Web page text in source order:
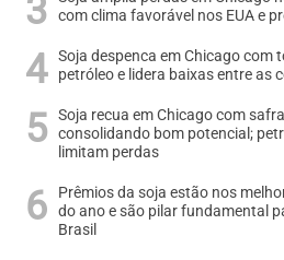
com clima favorável nos EUA e
Soja despenca em Chicago com
petróleo e lidera baixas entre as
Soja recua em Chicago com
consolidando bom potencial;
limitam perdas
Prêmios da soja estão nos
do ano e são pilar fundamental
Brasil